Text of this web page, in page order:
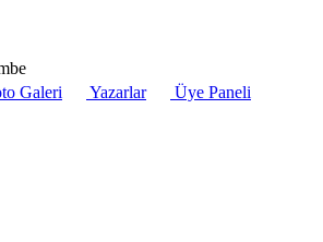
Galeri Yazarlar
Üye Paneli